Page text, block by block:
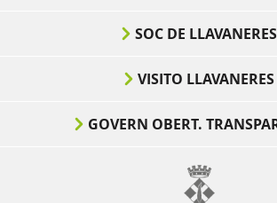
SOC DE LLAVANERES
VISITO LLAVANERES
GOVERN OBERT.